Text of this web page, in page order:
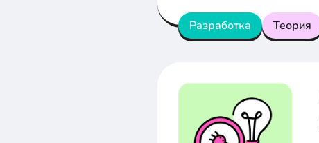
Разработка Теория